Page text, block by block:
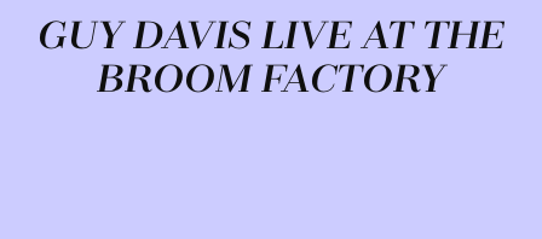
GUY DAVIS LIVE AT THE
BROOM FACTORY